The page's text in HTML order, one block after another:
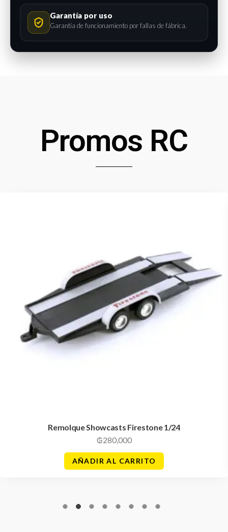
Garantía por uso
Garantía de funcionamiento por fallas de fábrica.
Promos RC
Remolque Showcasts Firestone 1/24
₲280,000
AÑADIR AL CARRITO